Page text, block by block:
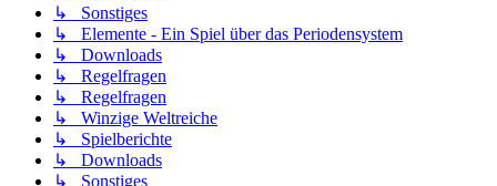
↳ Sonstiges
↳ Elemente - Ein Spiel über das Periodensystem
↳ Downloads
↳ Regelfragen
↳ Regelfragen
↳ Winzige Weltreiche
↳ Spielberichte
↳ Downloads
↳ Sonstiges